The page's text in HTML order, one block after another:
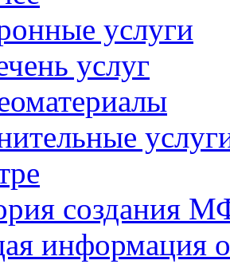
услуги
услуг
создания